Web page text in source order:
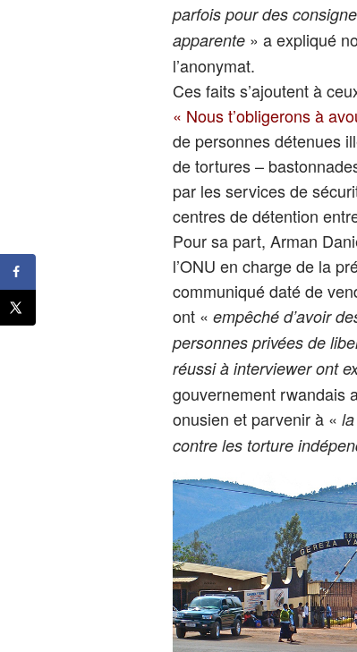
parfois pour des
apparente» a expliqué
l’anonymat.
Ces faits s’ajoutent à
« Nous t’obligerons à
de personnes détenues
de tortures –
par les services de
centres de détention
Pour sa part, Arman
l’ONU en charge de la
communiqué daté de
ont « empêché d’avoir
personnes privées de
réussi à interviewer ont
gouvernement rwandais
onusien et parvenir à «
contre les torture